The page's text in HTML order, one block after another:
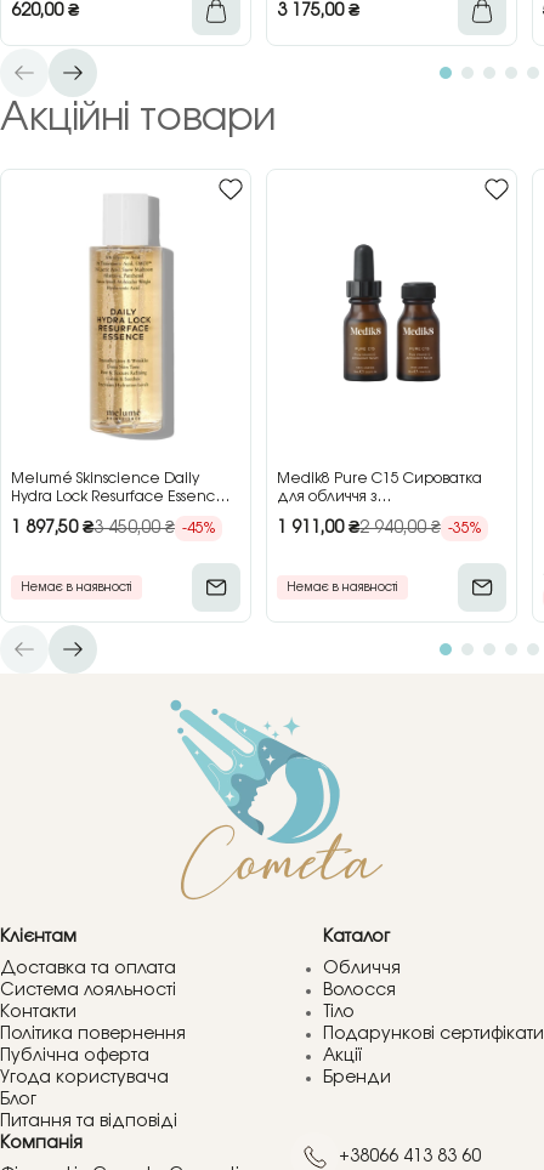
620,00₴ 3 175,00₴
Акційні товари
Melumé Skinscience Daily
Hydra Lock Resurface Essence
обличчя з кислотами, 150 мл
1 897,50₴3 450,00₴ -45%
Немає в наявності
Medik8 Pure C15 Сироватка
для обличчя з
2×15 мл
1 911,00₴2 940,00₴ -35%
Немає в наявності
Клієнтам
Доставка та оплата
Система лояльності
Контакти
Політика повернення
Публічна оферта
Угода користувача
Блог
Питання та відповіді
Каталог
Обличчя
Волосся
Тіло
Подарункові сертифікати
Акції
Бренди
Компанія
+38066 413 83 60